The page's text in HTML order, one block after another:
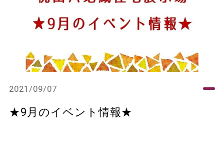
2021/09/07
★9月のイベント情報★